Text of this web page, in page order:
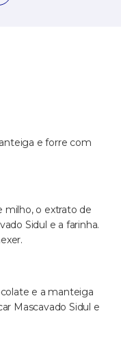
e forre com
milho, o extrato de
Sidul e a farinha.
e a manteiga
Mascavado Sidul e